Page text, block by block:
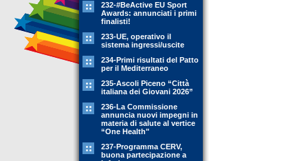
232-#BeActive EU Sport
Awards: annunciati i primi
finalisti!
233-UE, operativo il
sistema ingressi/uscite
234-Primi risultati del Patto
per il Mediterraneo
235-Ascoli Piceno “Città
italiana dei Giovani 2026”
236-La Commissione
annuncia nuovi impegni in
materia di salute al vertice
“One Health"
237-Programma CERV,
buona partecipazione a